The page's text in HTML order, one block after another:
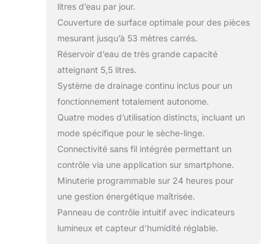
litres d’eau par jour.
Couverture de surface optimale pour des pièces
mesurant jusqu’à 53 mètres carrés.
Réservoir d’eau de très grande capacité
atteignant 5,5 litres.
Système de drainage continu inclus pour un
fonctionnement totalement autonome.
Quatre modes d’utilisation distincts, incluant un
mode spécifique pour le sèche-linge.
Connectivité sans fil intégrée permettant un
contrôle via une application sur smartphone.
Minuterie programmable sur 24 heures pour
une gestion énergétique maîtrisée.
Panneau de contrôle intuitif avec indicateurs
lumineux et capteur d’humidité réglable.